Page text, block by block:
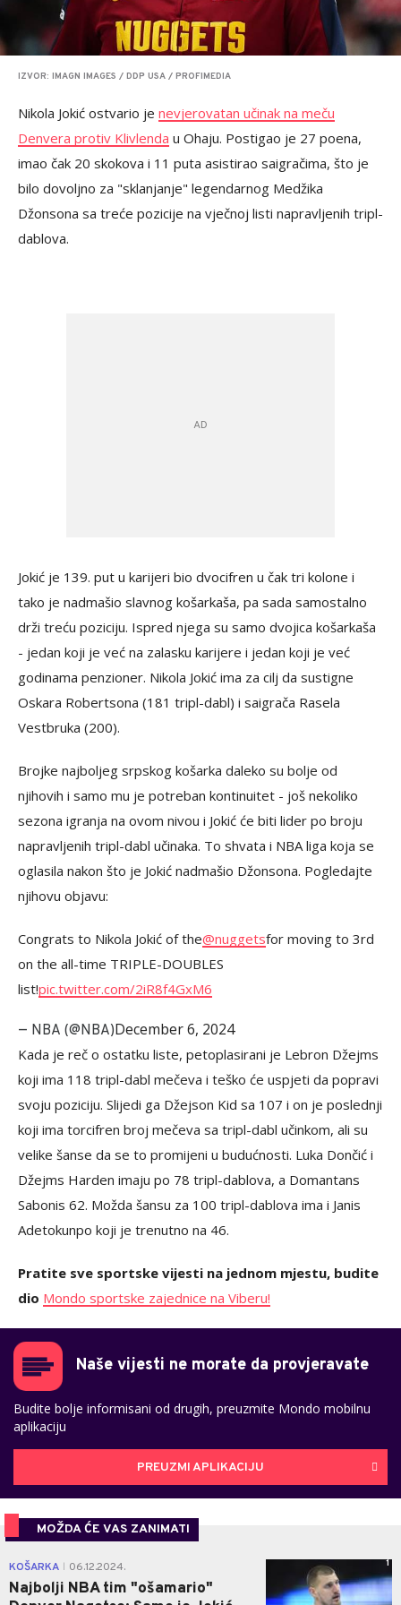
IZVOR: IMAGN IMAGES / DDP USA / PROFIMEDIA
Nikola Jokić ostvario je nevjerovatan učinak na meču
Denvera protiv Klivlenda u Ohaju. Postigao je 27 poena,
imao čak 20 skokova i 11 puta asistirao saigračima, što je
bilo dovoljno za "sklanjanje" legendarnog Medžika
Džonsona sa treće pozicije na vječnoj listi napravljenih tripl-
dablova.
Jokić je 139. put u karijeri bio dvocifren u čak tri kolone i
tako je nadmašio slavnog košarkaša, pa sada samostalno
drži treću poziciju. Ispred njega su samo dvojica košarkaša
- jedan koji je već na zalasku karijere i jedan koji je već
godinama penzioner. Nikola Jokić ima za cilj da sustigne
Oskara Robertsona (181 tripl-dabl) i saigrača Rasela
Vestbruka (200).
Brojke najboljeg srpskog košarka daleko su bolje od
njihovih i samo mu je potreban kontinuitet - još nekoliko
sezona igranja na ovom nivou i Jokić će biti lider po broju
napravljenih tripl-dabl učinaka. To shvata i NBA liga koja se
oglasila nakon što je Jokić nadmašio Džonsona. Pogledajte
njihovu objavu:
Congrats to Nikola Jokić of the@nuggetsfor moving to 3rd
on the all-time TRIPLE-DOUBLES
list!pic.twitter.com/2iR8f4GxM6
— NBA (@NBA)December 6, 2024
Kada je reč o ostatku liste, petoplasirani je Lebron Džejms
koji ima 118 tripl-dabl mečeva i teško će uspjeti da popravi
svoju poziciju. Slijedi ga Džejson Kid sa 107 i on je poslednji
koji ima torcifren broj mečeva sa tripl-dabl učinkom, ali su
velike šanse da se to promijeni u budućnosti. Luka Dončić i
Džejms Harden imaju po 78 tripl-dablova, a Domantans
Sabonis 62. Možda šansu za 100 tripl-dablova ima i Janis
Adetokunpo koji je trenutno na 46.
Pratite sve sportske vijesti na jednom mjestu, budite
dio Mondo sportske zajednice na Viberu!
Naše vijesti ne morate da provjeravate
Budite bolje informisani od drugih, preuzmite Mondo mobilnu
aplikaciju
PREUZMI APLIKACIJU
MOŽDA ĆE VAS ZANIMATI
KOŠARKA 06.12.2024.
Najbolji NBA tim "ošamario"
1